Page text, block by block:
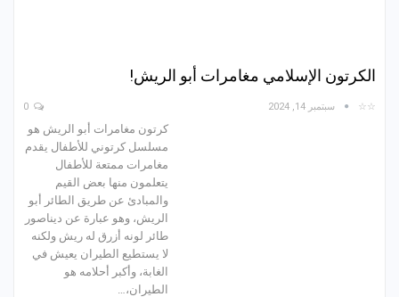
الكرتون الإسلامي مغامرات أبو الريش!
☆☆ سبتمبر 14, 2024
كرتون مغامرات أبو الريش هو
مسلسل كرتوني للأطفال يقدم
مغامرات ممتعة للأطفال
يتعلمون منها بعض القيم
والمبادئ عن طريق الطائر أبو
الريش، وهو عبارة عن ديناصور
طائر لونه أزرق له ريش ولكنه
لا يستطيع الطيران يعيش في
الغابة، وأكبر أحلامه هو
الطيران،…